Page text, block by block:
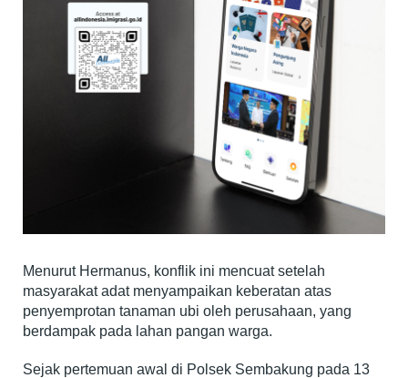
Menurut Hermanus, konflik ini mencuat setelah
masyarakat adat menyampaikan keberatan atas
penyemprotan tanaman ubi oleh perusahaan, yang
berdampak pada lahan pangan warga.
Sejak pertemuan awal di Polsek Sembakung pada 13